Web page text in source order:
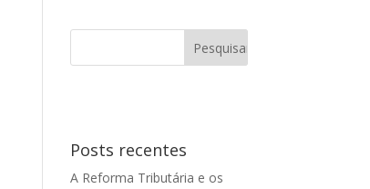
Posts recentes
A Reforma Tributária e os